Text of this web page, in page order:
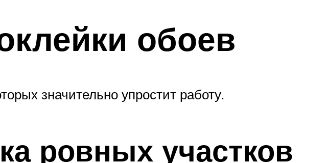
обоев
значительно упростит работу.
ровных участков